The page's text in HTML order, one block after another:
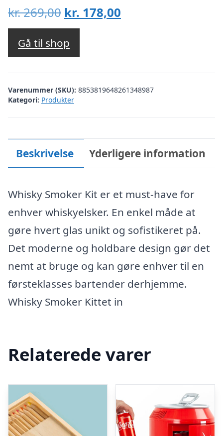
kr.269,00 Den
oprindelige
pris
var:
kr. 269,00.
kr. 178,00
kr. 178,00.
Gå til shop
Varenummer (SKU): 8853819648261348987
Kategori: Produkter
Beskrivelse Yderligere information
Whisky Smoker Kit er et must-have for
enhver whiskyelsker. En enkel måde at
gøre hvert glas unikt og sofistikeret på.
Det moderne og holdbare design gør det
nemt at bruge og kan gøre enhver til en
førsteklasses bartender derhjemme.
Whisky Smoker Kittet in
Relaterede varer